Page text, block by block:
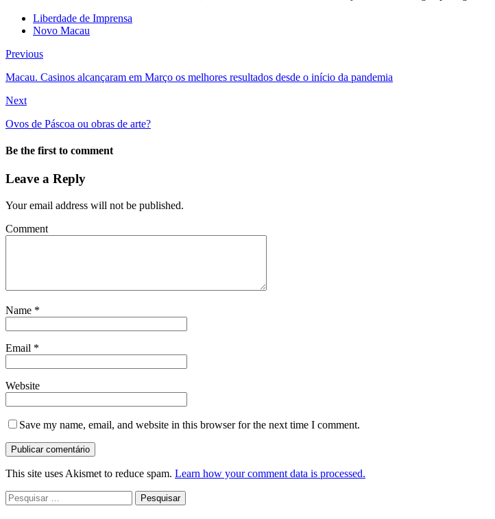
Liberdade de Imprensa
Novo Macau
Previous
Macau. Casinos alcançaram em Março os melhores resultados desde o início da pandemia
Next
Ovos de Páscoa ou obras de arte?
Be the first to comment
Leave a Reply
Your email address will not be published.
Comment
Name *
Email *
Website
Save my name, email, and website in this browser for the next time I comment.
This site uses Akismet to reduce spam. Learn how your comment data is processed.
Pesquisar
por: